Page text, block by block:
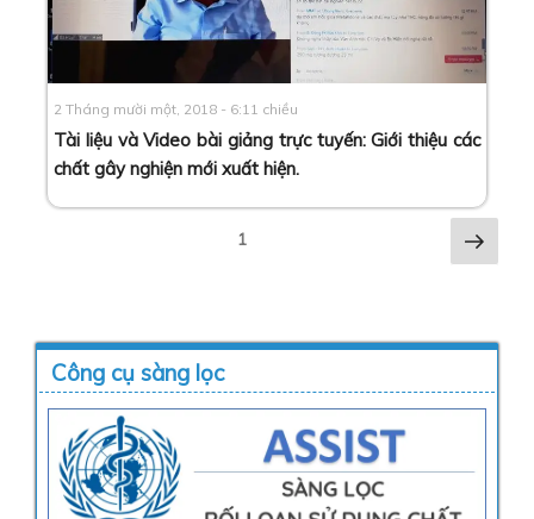
2 Tháng mười một, 2018 - 6:11 chiều
Tài liệu và Video bài giảng trực tuyến: Giới thiệu các
chất gây nghiện mới xuất hiện.
1
tiếp
Công cụ sàng lọc